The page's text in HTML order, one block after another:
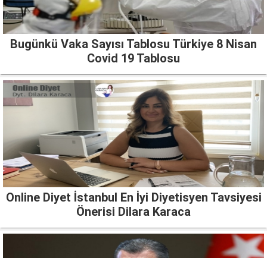
Bugünkü Vaka Sayısı Tablosu Türkiye 8 Nisan
Covid 19 Tablosu
Online Diyet İstanbul En İyi Diyetisyen Tavsiyesi
Önerisi Dilara Karaca